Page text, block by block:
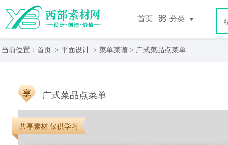
首页 分类
当前位置： 首页 > 平面设计 > 菜单菜谱 > 广式菜品点菜单
广式菜品点菜单
共享素材 仅供学习